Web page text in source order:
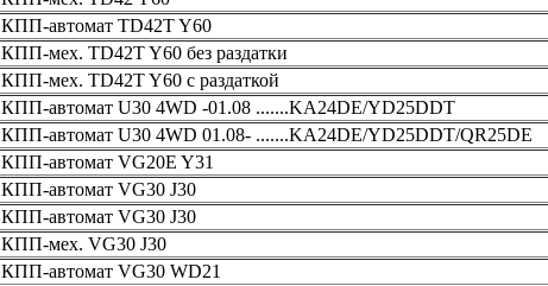
КПП-автомат TD42T Y60
КПП-мех. TD42T Y60 без раздатки
КПП-мех. TD42T Y60 с раздаткой
КПП-автомат U30 4WD -01.08 .......KA24DE/YD25DDT
КПП-автомат U30 4WD 01.08- .......KA24DE/YD25DDT/QR25DE
КПП-автомат VG20E Y31
КПП-автомат VG30 J30
КПП-автомат VG30 J30
КПП-мех. VG30 J30
КПП-автомат VG30 WD21